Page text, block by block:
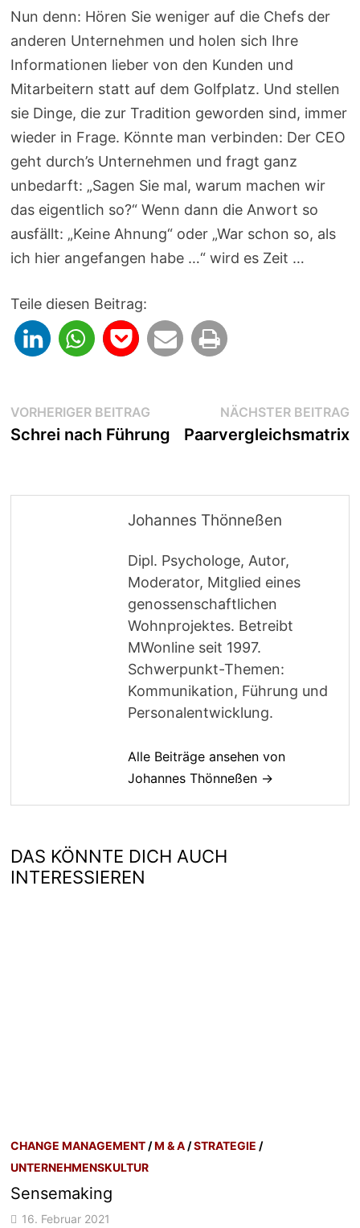
Nun denn: Hören Sie weniger auf die Chefs der
anderen Unternehmen und holen sich Ihre
Informationen lieber von den Kunden und
Mitarbeitern statt auf dem Golfplatz. Und stellen
sie Dinge, die zur Tradition geworden sind, immer
wieder in Frage. Könnte man verbinden: Der CEO
geht durch’s Unternehmen und fragt ganz
unbedarft: „Sagen Sie mal, warum machen wir
das eigentlich so?“ Wenn dann die Anwort so
ausfällt: „Keine Ahnung“ oder „War schon so, als
ich hier angefangen habe …“ wird es Zeit …
Teile diesen Beitrag:
Beitragsnavigation
VORHERIGER BEITRAG Vorheriger
Beitrag:
Schrei nach Führung
NÄCHSTER BEITRAG
Paarvergleichsmatrix
Johannes Thönneßen
Dipl. Psychologe, Autor,
Moderator, Mitglied eines
genossenschaftlichen
Wohnprojektes. Betreibt
MWonline seit 1997.
Schwerpunkt-Themen:
Kommunikation, Führung und
Personalentwicklung.
Alle Beiträge ansehen von
Johannes Thönneßen →
DAS KÖNNTE DICH AUCH
INTERESSIEREN
CHANGE MANAGEMENT /M & A /STRATEGIE /
UNTERNEHMENSKULTUR
Sensemaking
16. Februar 2021